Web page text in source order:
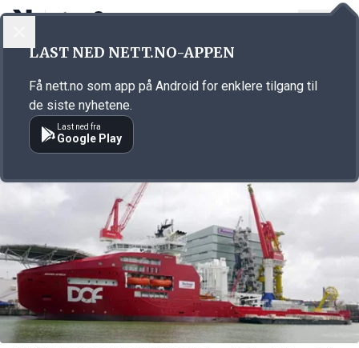
Annonsørinnhold
LAST NED NETT.NO-APPEN
Få nett.no som app på Android for enklere tilgang til
de siste nyhetene.
Last ned fra
Google Play